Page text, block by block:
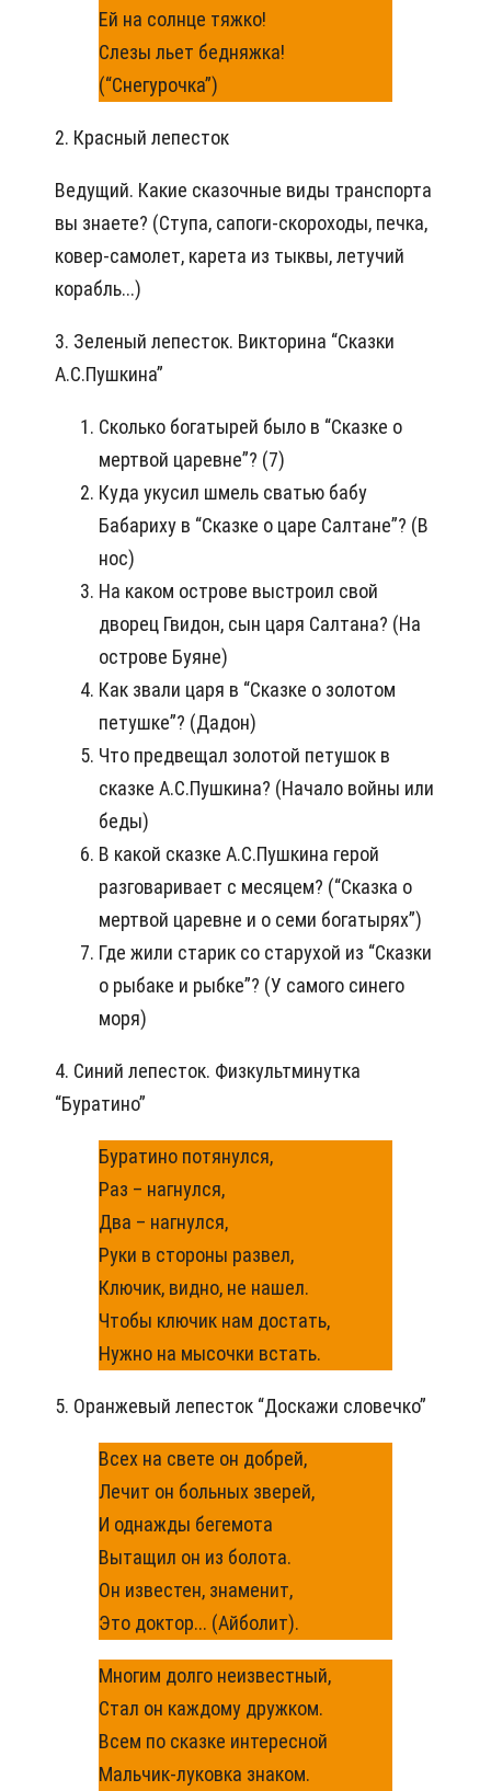
Ей на солнце тяжко!
Слезы льет бедняжка!
(“Снегурочка”)
2. Красный лепесток
Ведущий. Какие сказочные виды транспорта
вы знаете? (Ступа, сапоги-скороходы, печка,
ковер-самолет, карета из тыквы, летучий
корабль...)
3. Зеленый лепесток. Викторина “Сказки
А.С.Пушкина”
Сколько богатырей было в “Сказке о
мертвой царевне”? (7)
Куда укусил шмель сватью бабу
Бабариху в “Сказке о царе Салтане”? (В
нос)
На каком острове выстроил свой
дворец Гвидон, сын царя Салтана? (На
острове Буяне)
Как звали царя в “Сказке о золотом
петушке”? (Дадон)
Что предвещал золотой петушок в
сказке А.С.Пушкина? (Начало войны или
беды)
В какой сказке А.С.Пушкина герой
разговаривает с месяцем? (“Сказка о
мертвой царевне и о семи богатырях”)
Где жили старик со старухой из “Сказки
о рыбаке и рыбке”? (У самого синего
моря)
4. Синий лепесток. Физкультминутка
“Буратино”
Буратино потянулся,
Раз – нагнулся,
Два – нагнулся,
Руки в стороны развел,
Ключик, видно, не нашел.
Чтобы ключик нам достать,
Нужно на мысочки встать.
5. Оранжевый лепесток “Доскажи словечко”
Всех на свете он добрей,
Лечит он больных зверей,
И однажды бегемота
Вытащил он из болота.
Он известен, знаменит,
Это доктор... (Айболит).
Многим долго неизвестный,
Стал он каждому дружком.
Всем по сказке интересной
Мальчик-луковка знаком.